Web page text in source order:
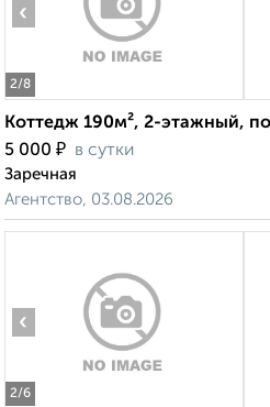
2/8
‹
Коттедж 190м², 2-этажный,
5 000 ₽ в сутки
Заречная
Агентство, 03.08.2026
2/6
‹